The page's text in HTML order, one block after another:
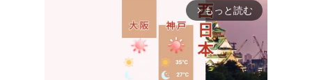
arrow_forward_ios もっと読む